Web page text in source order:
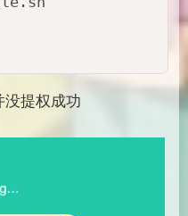
提权成功